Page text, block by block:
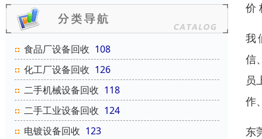
食品厂设备回收 108
化工厂设备回收 126
二手机械设备回收 118
二手工业设备回收 124
电镀设备回收 123
价
我
信
员
作
东